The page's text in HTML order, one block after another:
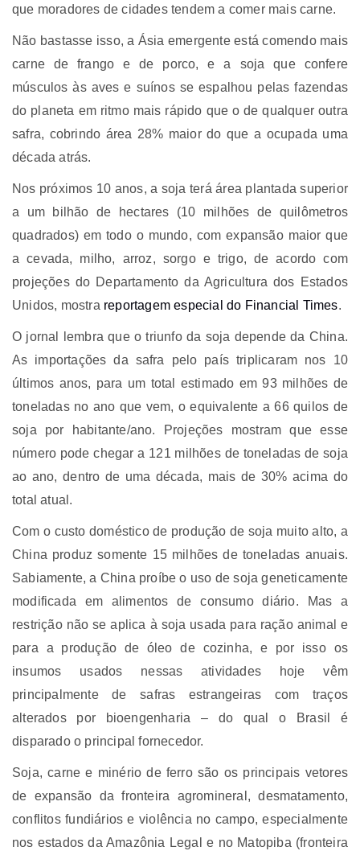
que moradores de cidades tendem a comer mais carne.
Não bastasse isso, a Ásia emergente está comendo mais
carne de frango e de porco, e a soja que confere
músculos às aves e suínos se espalhou pelas fazendas
do planeta em ritmo mais rápido que o de qualquer outra
safra, cobrindo área 28% maior do que a ocupada uma
década atrás.
Nos próximos 10 anos, a soja terá área plantada superior
a um bilhão de hectares (10 milhões de quilômetros
quadrados) em todo o mundo, com expansão maior que
a cevada, milho, arroz, sorgo e trigo, de acordo com
projeções do Departamento da Agricultura dos Estados
Unidos, mostra reportagem especial do Financial Times.
O jornal lembra que o triunfo da soja depende da China.
As importações da safra pelo país triplicaram nos 10
últimos anos, para um total estimado em 93 milhões de
toneladas no ano que vem, o equivalente a 66 quilos de
soja por habitante/ano. Projeções mostram que esse
número pode chegar a 121 milhões de toneladas de soja
ao ano, dentro de uma década, mais de 30% acima do
total atual.
Com o custo doméstico de produção de soja muito alto, a
China produz somente 15 milhões de toneladas anuais.
Sabiamente, a China proíbe o uso de soja geneticamente
modificada em alimentos de consumo diário. Mas a
restrição não se aplica à soja usada para ração animal e
para a produção de óleo de cozinha, e por isso os
insumos usados nessas atividades hoje vêm
principalmente de safras estrangeiras com traços
alterados por bioengenharia – do qual o Brasil é
disparado o principal fornecedor.
Soja, carne e minério de ferro são os principais vetores
de expansão da fronteira agromineral, desmatamento,
conflitos fundiários e violência no campo, especialmente
nos estados da Amazônia Legal e no Matopiba (fronteira